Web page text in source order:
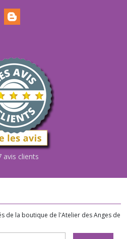
avis clients
de la boutique de l'Atelier des Anges de